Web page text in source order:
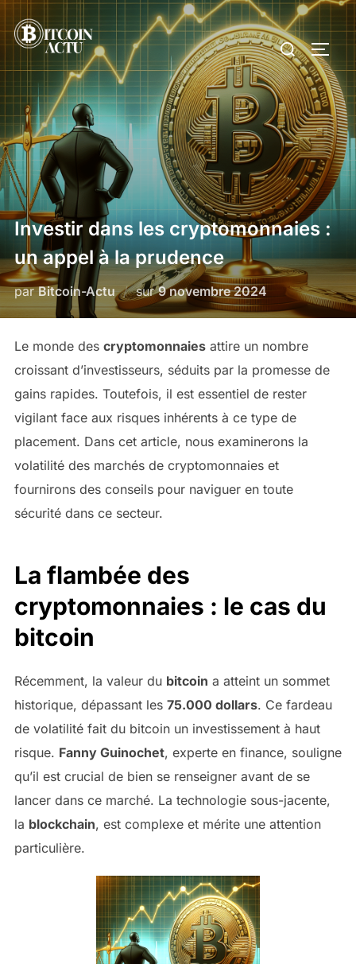
au
contenu
Rechercher :
Investir dans les cryptomonnaies :
un appel à la prudence
parBitcoin-Actu surPublié
le
9 novembre 2024
Le monde des cryptomonnaiesattire un nombre
croissant d’investisseurs, séduits par la promesse de
gains rapides. Toutefois, il est essentiel de rester
vigilant face aux risques inhérents à ce type de
placement. Dans cet article, nous examinerons la
volatilité des marchés de cryptomonnaies et
fournirons des conseils pour naviguer en toute
sécurité dans ce secteur.
La flambée des
cryptomonnaies : le cas du
bitcoin
Récemment, la valeur du bitcoin a atteint un sommet
historique, dépassant les 75.000 dollars. Ce fardeau
de volatilité fait du bitcoin un investissement à haut
risque. Fanny Guinochet, experte en finance, souligne
qu’il est crucial de bien se renseigner avant de se
lancer dans ce marché. La technologie sous-jacente,
la blockchain, est complexe et mérite une attention
particulière.